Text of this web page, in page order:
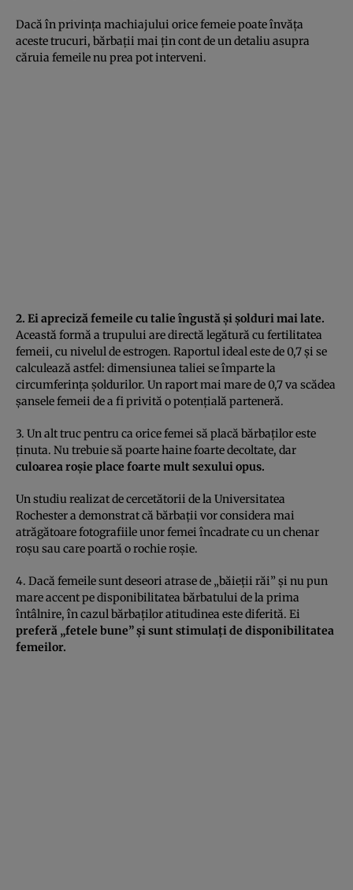
Dacă în privinţa machiajului orice femeie poate învăţa
aceste trucuri, bărbaţii mai ţin cont de un detaliu asupra
căruia femeile nu prea pot interveni.
2. Ei apreciză femeile cu talie îngustă şi şolduri mai late.
Această formă a trupului are directă legătură cu fertilitatea
femeii, cu nivelul de estrogen. Raportul ideal este de 0,7 şi se
calculează astfel: dimensiunea taliei se împarte la
circumferinţa şoldurilor. Un raport mai mare de 0,7 va scădea
şansele femeii de a fi privită o potenţială parteneră.
3. Un alt truc pentru ca orice femei să placă bărbaţilor este
ţinuta. Nu trebuie să poarte haine foarte decoltate, dar
culoarea roşie place foarte mult sexului opus.
Un studiu realizat de cercetătorii de la Universitatea
Rochester a demonstrat că bărbaţii vor considera mai
atrăgătoare fotografiile unor femei încadrate cu un chenar
roşu sau care poartă o rochie roşie.
4. Dacă femeile sunt deseori atrase de „băieţii răi” şi nu pun
mare accent pe disponibilitatea bărbatului de la prima
întâlnire, în cazul bărbaţilor atitudinea este diferită. Ei
preferă „fetele bune” şi sunt stimulaţi de disponibilitatea
femeilor.